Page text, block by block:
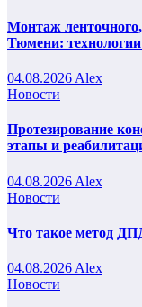
Монтаж
Тюмени:
04.08.2026 Alex
Новости
Протезирование
этапы и
04.08.2026 Alex
Новости
Что такое метод
04.08.2026 Alex
Новости